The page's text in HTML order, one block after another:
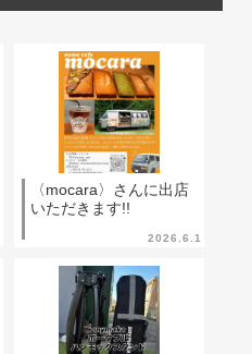
2026.6.1
〈mocara〉さんに出店
いただきます!!